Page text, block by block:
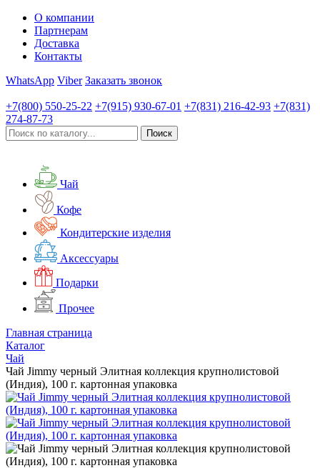
О компании
Партнерам
Доставка
Контакты
WhatsApp Viber Заказать звонок
+7(800) 550-25-22 +7(915) 930-67-01 +7(831) 216-42-93 +7(831)
274-87-73
Чай
Кофе
Кондитерские изделия
Аксессуары
Подарки
Прочее
Главная страница
Каталог
Чай
Чай Jimmy черный Элитная коллекция крупнолистовой
(Индия), 100 г. картонная упаковка